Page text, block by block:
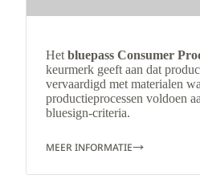
Het bluepass Consumer
keurmerk geeft aan dat
vervaardigd met materialen
productieprocessen voldoen
bluesign-criteria.
MEER INFORMATIE